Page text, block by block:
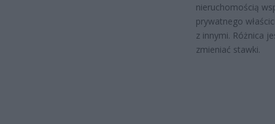
nieruchomością
prywatnego
z innymi. Różnica
zmieniać stawki.